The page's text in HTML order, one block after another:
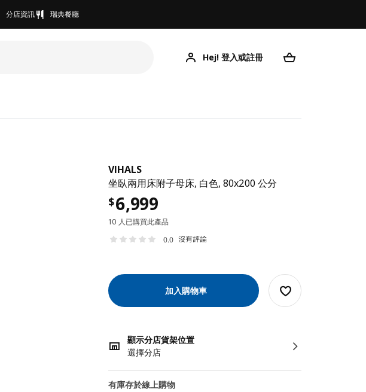
分店資訊 瑞典餐廳
Hej! 登入或註冊
VIHALS
坐臥兩用床附子母床, 白色, 80x200 公分
$6,999
10 人已購買此產品
0.0 沒有評論
加入購物車
顯示分店貨架位置
選擇分店
有庫存於線上購物